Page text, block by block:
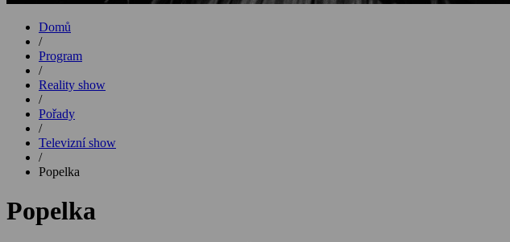
Domů
/
Program
/
Reality show
/
Pořady
/
Televizní show
/
Popelka
Popelka